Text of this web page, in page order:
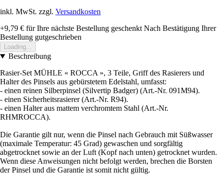
inkl. MwSt. zzgl. Versandkosten
+9,79 € für Ihre nächste Bestellung geschenkt Nach Bestätigung Ihrer
Bestellung gutgeschrieben
Loading...
Beschreibung
Rasier-Set MÜHLE « ROCCA », 3 Teile, Griff des Rasierers und
Halter des Pinsels aus gebürstetem Edelstahl, umfasst:
- einen reinen Silberpinsel (Silvertip Badger) (Art.-Nr. 091M94).
- einen Sicherheitsrasierer (Art.-Nr. R94).
- einen Halter aus mattem verchromtem Stahl (Art.-Nr.
RHMROCCA).
Die Garantie gilt nur, wenn die Pinsel nach Gebrauch mit Süßwasser
(maximale Temperatur: 45 Grad) gewaschen und sorgfältig
abgetrocknet sowie an der Luft (Kopf nach unten) getrocknet wurden.
Wenn diese Anweisungen nicht befolgt werden, brechen die Borsten
der Pinsel und die Garantie ist somit nicht gültig.